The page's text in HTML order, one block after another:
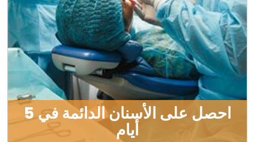
احصل على الأسنان الدائمة في 5
أيام